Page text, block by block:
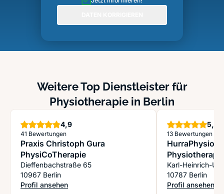
Weitere Top Dienstleister für
Physiotherapie in Berlin
4,9Sterne
41 Bewertungen
Praxis Christoph Gura
PhysiCoTherapie
Dieffenbachstraße 65
10967 Berlin
Profil ansehen
: Praxis Christoph Gura PhysiCoTherapie
5,0
13 Bewertungen
HurraPhysio,
Physiotherapie
Karl-Heinrich-
10787 Berlin
Profil ansehen
: HurraPhysio,